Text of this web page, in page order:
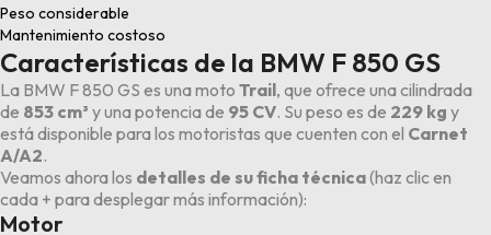
Peso considerable
Mantenimiento costoso
Características de la BMW F 850 GS
La BMW F 850 GS es una moto Trail, que ofrece una cilindrada
de 853 cm³ y una potencia de 95 CV. Su peso es de 229 kg y
está disponible para los motoristas que cuenten con el Carnet
A/A2.
Veamos ahora los detalles de su ficha técnica(haz clic en
cada + para desplegar más información):
Motor